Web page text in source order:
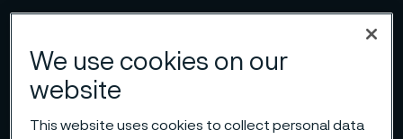
We use cookies on our
website
This website uses cookies to collect personal data